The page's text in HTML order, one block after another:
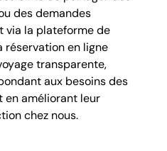
des demandes
via la plateforme de
réservation en ligne
transparente,
aux besoins des
en améliorant leur
chez nous.